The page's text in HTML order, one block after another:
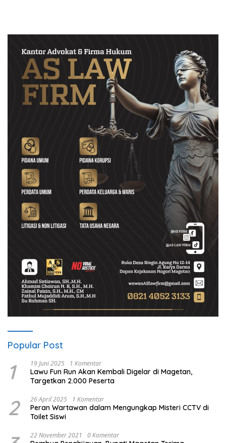
Popular Post
1 19 Juni 2025 1 Komentar
Lawu Fun Run Akan Kembali Digelar di Magetan,
Targetkan 2.000 Peserta
2 26 April 2025 1 Komentar
Peran Wartawan dalam Mengungkap Misteri CCTV di
Toilet Siswi
22 November 2021 0 Komentar